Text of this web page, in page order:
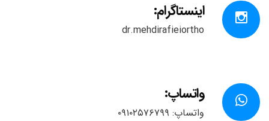
اینستاگرام:
dr.mehdirafieiortho
واتساپ:
واتساپ: ۰۹۱۰۲۵۷۶۷۹۹